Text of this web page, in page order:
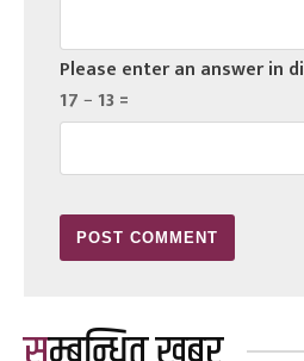
Please enter an answer in
17 − 13 =